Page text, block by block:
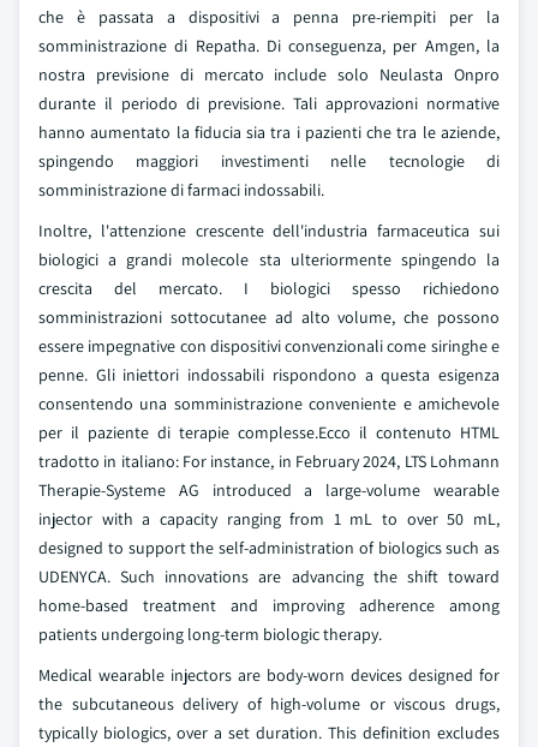
che è passata a dispositivi a penna pre-riempiti per la
somministrazione di Repatha. Di conseguenza, per Amgen, la
nostra previsione di mercato include solo Neulasta Onpro
durante il periodo di previsione. Tali approvazioni normative
hanno aumentato la fiducia sia tra i pazienti che tra le aziende,
spingendo maggiori investimenti nelle tecnologie di
somministrazione di farmaci indossabili.
Inoltre, l'attenzione crescente dell'industria farmaceutica sui
biologici a grandi molecole sta ulteriormente spingendo la
crescita del mercato. I biologici spesso richiedono
somministrazioni sottocutanee ad alto volume, che possono
essere impegnative con dispositivi convenzionali come siringhe e
penne. Gli iniettori indossabili rispondono a questa esigenza
consentendo una somministrazione conveniente e amichevole
per il paziente di terapie complesse.Ecco il contenuto HTML
tradotto in italiano: For instance, in February 2024, LTS Lohmann
Therapie-Systeme AG introduced a large-volume wearable
injector with a capacity ranging from 1 mL to over 50 mL,
designed to support the self-administration of biologics such as
UDENYCA. Such innovations are advancing the shift toward
home-based treatment and improving adherence among
patients undergoing long-term biologic therapy.
Medical wearable injectors are body-worn devices designed for
the subcutaneous delivery of high-volume or viscous drugs,
typically biologics, over a set duration. This definition excludes